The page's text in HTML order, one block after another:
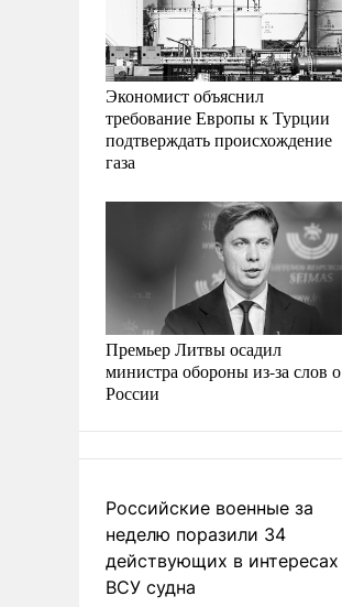
Экономист объяснил
требование Европы к Турции
подтверждать происхождение
газа
Премьер Литвы осадил
министра обороны из-за слов о
России
Российские военные за
неделю поразили 34
действующих в интересах
ВСУ судна